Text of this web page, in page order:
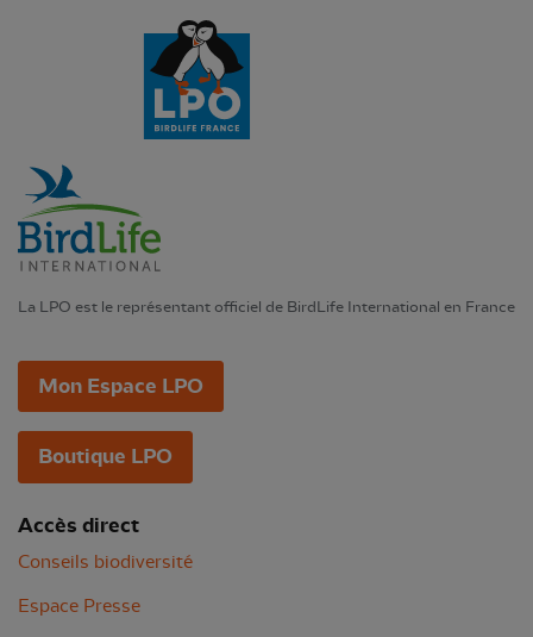
La LPO est le représentant officiel de BirdLife International en France
Mon Espace LPO
Boutique LPO
Accès direct
Conseils biodiversité
Espace Presse